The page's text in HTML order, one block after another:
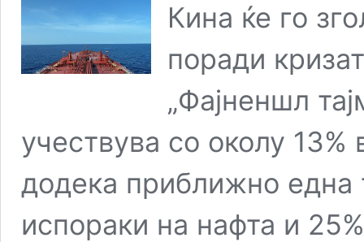
Кина ќе го
поради
„Фајненшл
учествува со околу
додека приближно една
испораки на нафта и